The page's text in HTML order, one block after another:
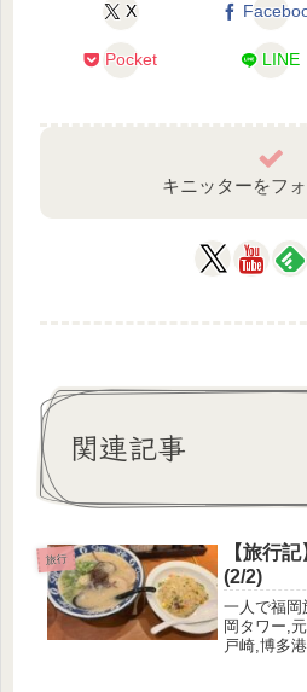
X
Pocket LINE
キニッターをフ
関連記事
旅行
【旅行
(2/2)
一人で福岡
岡タワー,
戸崎,博多